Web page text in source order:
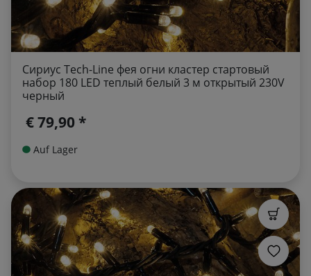
Сириус Tech-Line фея огни кластер стартовый
набор 180 LED теплый белый 3 м открытый 230V
черный
€ 79,90 *
Auf Lager